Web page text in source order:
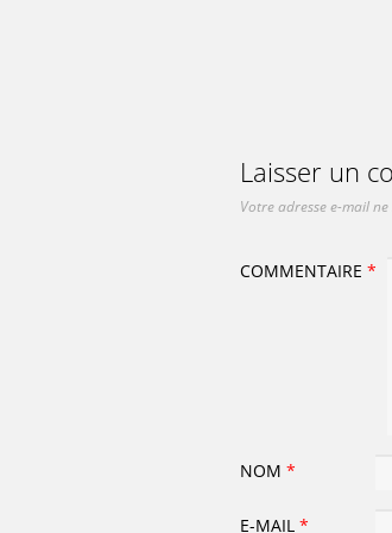
Laisser un
Votre adresse e-mail
COMMENTAIRE*
NOM*
E-MAIL*